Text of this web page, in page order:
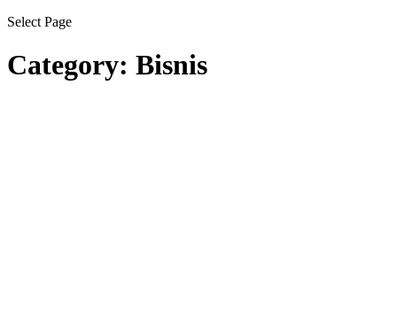
Select Page
Category: Bisnis